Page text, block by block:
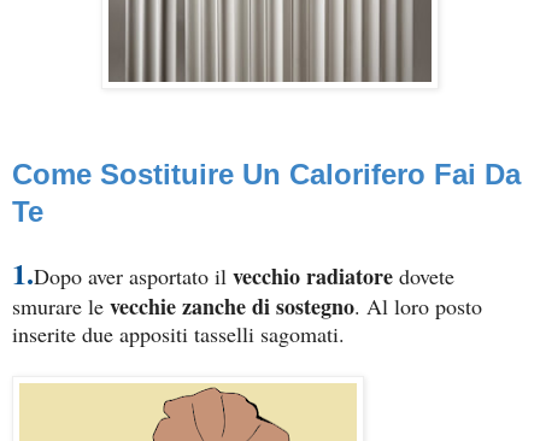
Come Sostituire Un Calorifero Fai Da
Te
1.Dopo aver asportato il vecchio radiatore dovete
smurare le vecchie zanche di sostegno. Al loro posto
inserite due appositi tasselli sagomati.